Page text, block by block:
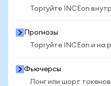
Торгуйте INCEon
Прогнозы
Торгуйте INCEon и на
Фьючерсы
Лонг или шорт